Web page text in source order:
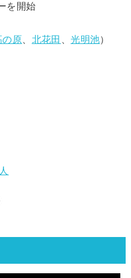
を開始
の原 北花田 、光明池）